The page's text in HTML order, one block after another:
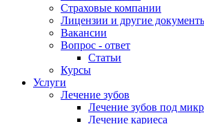
Страховые компании
Лицензии и другие
Вакансии
Вопрос - ответ
Статьи
Курсы
Услуги
Лечение зубов
Лечение зубов под
Лечение кариеса